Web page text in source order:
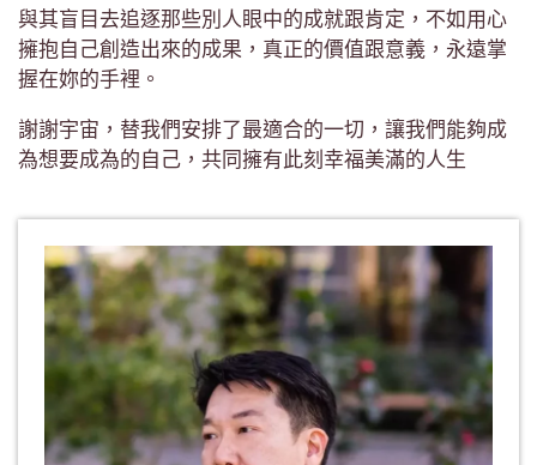
與其盲目去追逐那些別人眼中的成就跟肯定，不如用心
擁抱自己創造出來的成果，真正的價值跟意義，永遠掌
握在妳的手裡。
謝謝宇宙，替我們安排了最適合的一切，讓我們能夠成
為想要成為的自己，共同擁有此刻幸福美滿的人生